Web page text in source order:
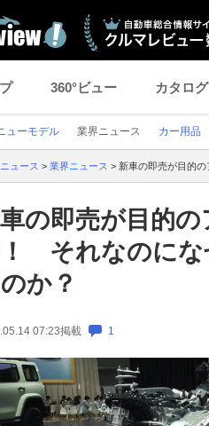
360°ビュー カタログ
ューモデル 業界ニュース カー用品
ニュース > 業界ニュース > 新車の即売が目的
の即売が目的
それなのにな
か？
07:23掲載 1